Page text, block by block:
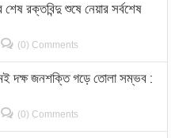
শেষ রক্তবিন্দু শুষে নেয়ার সর্বশেষ
(0) Comments
দক্ষ জনশক্তি গড়ে তোলা সম্ভব :
(0) Comments